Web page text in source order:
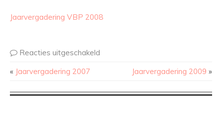
Jaarvergadering VBP 2008
Reacties uitgeschakeld
« Jaarvergadering 2007 Jaarvergadering 2009 »